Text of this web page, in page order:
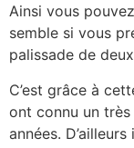
Ainsi vous
semble si vous
palissade de
C’est grâce à
ont connu un
années.